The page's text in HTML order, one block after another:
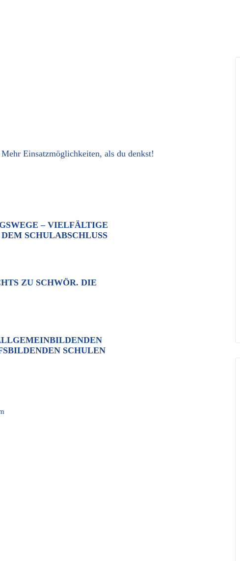
Einsatzmöglichkeiten, als du denkst!
– VIELFÄLTIGE
SCHULABSCHLUSS
ZU SCHWÖR. DIE
SCHULEN